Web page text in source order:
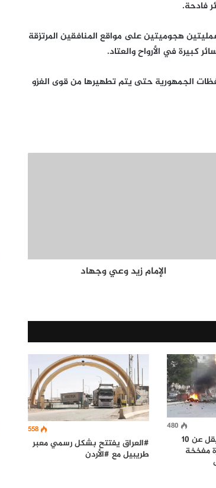
فادحة.
هجوميتين على مواقع المنافقين المرتزقة
الجمهورية حتى يتم تطهيرها من قوى الغزو
الإمام زيد وعي وجهاد
480
الصومال: مقتل ما لا يقل عن 10
مفخخة
558
#العراق يفتتح بشكل رسمي معبر
طريبيل مع #الأردن